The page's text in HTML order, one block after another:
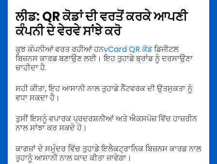
ਲੀਡ: QR ਕੋਡਾਂ ਦੀ ਵਰਤੋਂ ਕਰਕੇ ਆਪਣੀ
ਕੰਪਨੀ ਦੇ ਵੇਰਵੇ ਸਾਂਝੇ ਕਰੋ
ਕੁਝ ਕੰਪਨੀਆਂ ਵਰਤ ਰਹੀਆਂ ਹਨvCard QR ਕੋਡਡਿਜੀਟਲ
ਬਿਜ਼ਨਸ ਕਾਰਡ ਬਣਾਉਣ ਲਈ। ਇਹ ਤੁਹਾਡੇ ਬ੍ਰਾਂਡ ਨੂੰ ਦਰਸਾਉਣਾ
ਚਾਹੀਦਾ ਹੈ.
ਸਹੀ ਕੀਤਾ, ਇਹ ਆਸਾਨੀ ਨਾਲ ਤੁਹਾਡੇ ਨੈੱਟਵਰਕ ਦੀ ਉਤਸੁਕਤਾ ਨੂੰ
ਵਧਾ ਸਕਦਾ ਹੈ।
ਤੁਸੀਂ ਇਸਨੂੰ ਵਪਾਰਕ ਪ੍ਰਦਰਸ਼ਨੀਆਂ ਅਤੇ ਐਕਸਪੋਜ਼ ਵਿੱਚ ਹਾਜ਼ਰੀਨ
ਨਾਲ ਸਾਂਝਾ ਕਰ ਸਕਦੇ ਹੋ।
ਕਾਗਜ਼ਾਂ ਦੇ ਸਮੁੰਦਰ ਵਿੱਚ ਤੁਹਾਡੇ ਇਲੈਕਟ੍ਰਾਨਿਕ ਬਿਜ਼ਨਸ ਕਾਰਡ ਨਾਲ
ਤੁਹਾਨੂੰ ਆਸਾਨੀ ਨਾਲ ਯਾਦ ਕੀਤਾ ਜਾਵੇਗਾ।